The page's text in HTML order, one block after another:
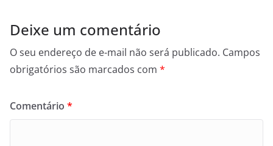
Deixe um comentário
O seu endereço de e-mail não será publicado. Campos
obrigatórios são marcados com *
Comentário *